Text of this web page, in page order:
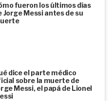
fueron los últimos días
Jorge Messi antes de su
dice el parte médico
sobre la muerte de
Messi, el papá de Lionel